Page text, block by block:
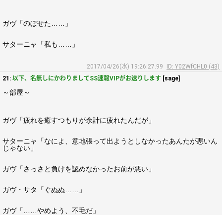
ガヴ「のぼせた……」
サターニャ「私も……」
2017/04/26(水) 19:26:27.99
ID: Y02WfCHL0 (43)
21: 以下、名無しにかわりましてSS速報VIPがお送りします [sage]
～部屋～
ガヴ「疲れを癒すつもりが余計に疲れたんだが」
サターニャ「なによ、意地張って出ようとしなかったあんたが悪いん
じゃない」
ガヴ「さっさと負けを認めなかったお前が悪い」
ガヴ・サタ「ぐぬぬ……」
ガヴ「……やめよう、不毛だ」